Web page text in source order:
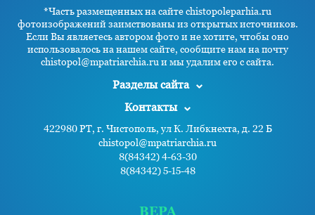
*Часть размещенных на сайте chistopoleparhia.ru
фотоизображений заимствованы из открытых источников.
Если Вы являетесь автором фото и не хотите, чтобы оно
использовалось на нашем сайте, сообщите нам на почту
chistopol@mpatriarchia.ru и мы удалим его с сайта.
Разделы сайта
Контакты
422980 РТ, г. Чистополь, ул К. Либкнехта, д. 22 Б
chistopol@mpatriarchia.ru
8(84342) 4-63-30
8(84342) 5-15-48
ВЕРА